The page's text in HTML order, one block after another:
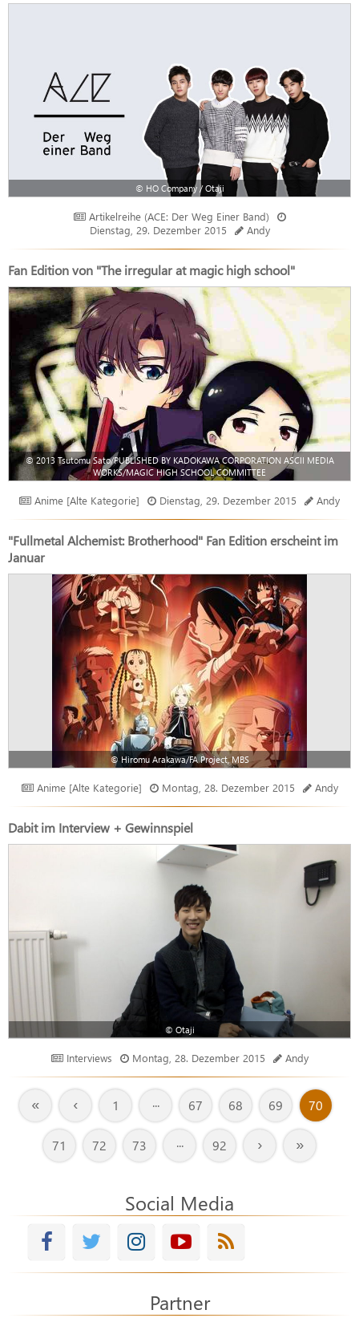
© HO Company / Otaji
Artikelreihe (ACE: Der Weg Einer Band)
Dienstag, 29. Dezember 2015
Andy
Fan Edition von "The irregular at magic high school"
© 2013 Tsutomu Sato/PUBLISHED BY KADOKAWA CORPORATION ASCII MEDIA
WORKS/MAGIC HIGH SCHOOL COMMITTEE
Anime [Alte Kategorie] Dienstag, 29. Dezember 2015 Andy
"Fullmetal Alchemist: Brotherhood" Fan Edition erscheint im
Januar
© Hiromu Arakawa/FA Project, MBS
Anime [Alte Kategorie] Montag, 28. Dezember 2015 Andy
Dabit im Interview + Gewinnspiel
© Otaji
Interviews Montag, 28. Dezember 2015 Andy
« ‹ 1 ··· 67 68 69 70
71 72 73 ··· 92 › »
Social Media
Partner